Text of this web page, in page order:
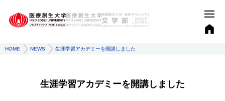
HOME NEWS 生涯学習アカデミーを開講しました
生涯学習アカデミーを開講しました